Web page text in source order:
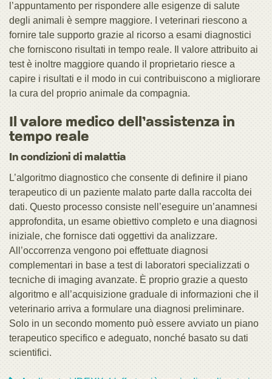
l’appuntamento per rispondere alle esigenze di salute
degli animali è sempre maggiore. I veterinari riescono a
fornire tale supporto grazie al ricorso a esami diagnostici
che forniscono risultati in tempo reale. Il valore attribuito ai
test è inoltre maggiore quando il proprietario riesce a
capire i risultati e il modo in cui contribuiscono a migliorare
la cura del proprio animale da compagnia.
Il valore medico dell’assistenza in
tempo reale
In condizioni di malattia
L’algoritmo diagnostico che consente di definire il piano
terapeutico di un paziente malato parte dalla raccolta dei
dati. Questo processo consiste nell’eseguire un’anamnesi
approfondita, un esame obiettivo completo e una diagnosi
iniziale, che fornisce dati oggettivi da analizzare.
All’occorrenza vengono poi effettuate diagnosi
complementari in base a test di laboratori specializzati o
tecniche di imaging avanzate. È proprio grazie a questo
algoritmo e all’acquisizione graduale di informazioni che il
veterinario arriva a formulare una diagnosi preliminare.
Solo in un secondo momento può essere avviato un piano
terapeutico specifico e adeguato, nonché basato su dati
scientifici.